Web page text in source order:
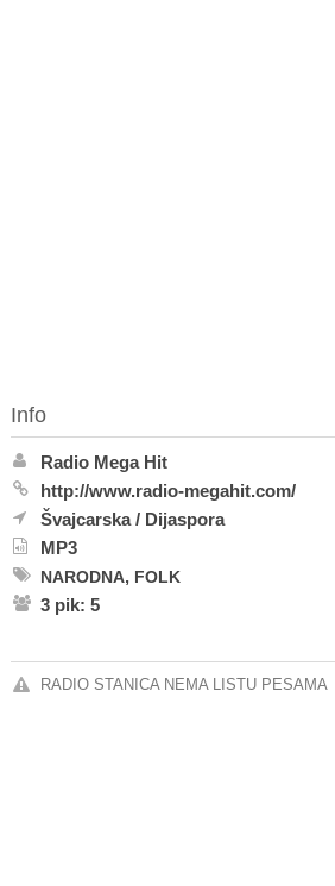
Info
Radio Mega Hit
http://www.radio-megahit.com/
Švajcarska/ Dijaspora
MP3
NARODNA, FOLK
3 pik: 5
RADIO STANICA NEMA LISTU PESAMA